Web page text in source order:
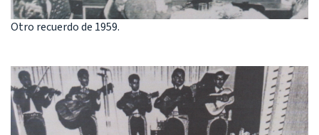
Otro recuerdo de 1959.